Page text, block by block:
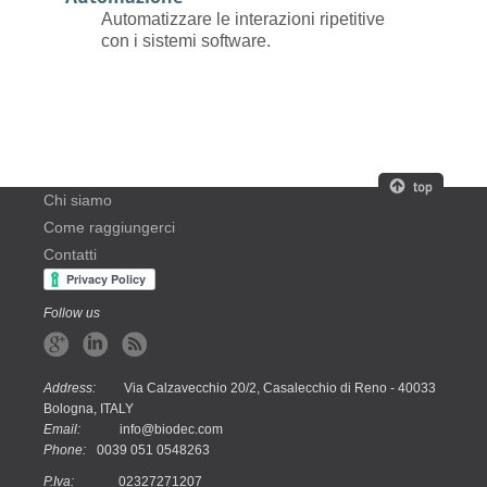
Automatizzare le interazioni ripetitive
con i sistemi software.
Chi siamo
Come raggiungerci
Contatti
Follow us
Address:
Via Calzavecchio 20/2, Casalecchio di Reno - 40033
Bologna, ITALY
Email:
info@biodec.com
Phone:
0039 051 0548263
P.Iva: 02327271207